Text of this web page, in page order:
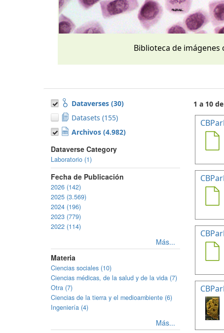
Biblioteca de imágenes
Dataverses (30)
Datasets (155)
Archivos (4.982)
Dataverse Category
Laboratorio (1)
Fecha de Publicación
2026 (142)
2025 (3.569)
2024 (196)
2023 (779)
2022 (114)
Más...
Materia
Ciencias sociales (10)
Ciencias médicas, de la salud y de la vida (7)
Otra (7)
Ciencias de la tierra y el medioambiente (6)
Ingeniería (4)
Más...
1 a 10